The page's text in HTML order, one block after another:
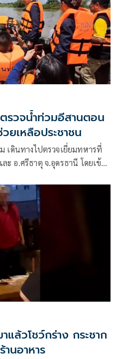
รวจน้ำท่วมอีสานตอน
ยเหลือประชาชน
เดินทางไปตรวจเยี่ยมทหารที่
อ.ศรีธาตุ จ.อุดรธานี โดยเข้า
ศูนย์บรรเทาสาธารณภัย
แล้วโชว์กร่าง กระชาก
นอาหาร